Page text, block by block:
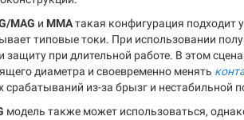
MAG и MMAтакая конфигурация подходит
типовые токи. При использовании
защиту при длительной работе. В этом
диаметра и своевременно менять
из-за брызг и нестабильной
модель также может использоваться,